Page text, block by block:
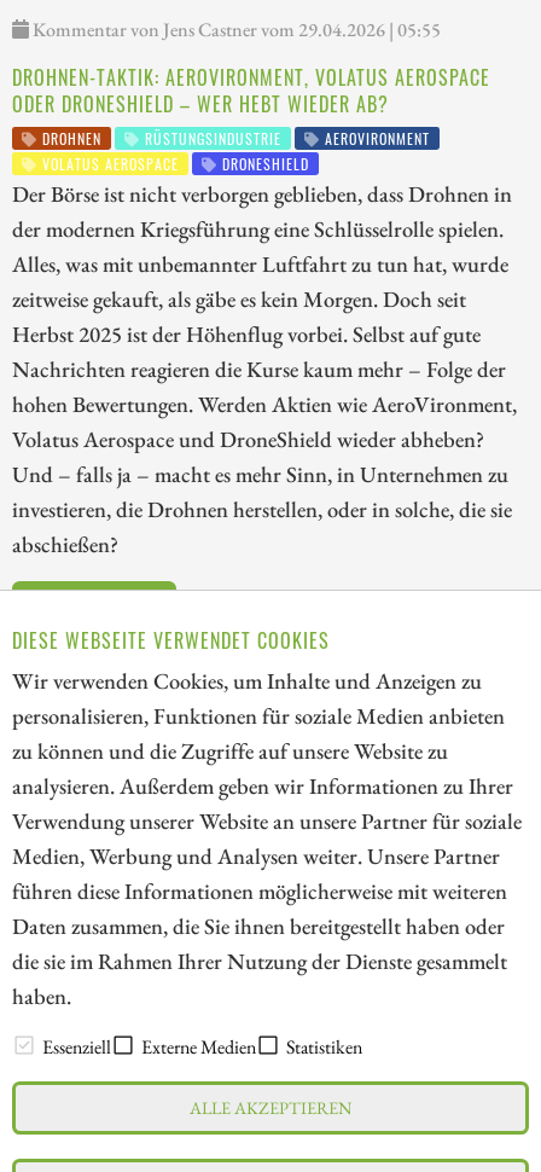
DIESE WEBSEITE VERWENDET COOKIES
Wir verwenden Cookies, um Inhalte und Anzeigen zu
personalisieren, Funktionen für soziale Medien anbieten
zu können und die Zugriffe auf unsere Website zu
analysieren. Außerdem geben wir Informationen zu Ihrer
Verwendung unserer Website an unsere Partner für soziale
Medien, Werbung und Analysen weiter. Unsere Partner
führen diese Informationen möglicherweise mit weiteren
Daten zusammen, die Sie ihnen bereitgestellt haben oder
die sie im Rahmen Ihrer Nutzung der Dienste gesammelt
haben.
Essenziell Externe Medien Statistiken
ALLE AKZEPTIEREN
Kommentar von Jens Castner vom 29.04.2026 | 05:55
DROHNEN-TAKTIK: AEROVIRONMENT, VOLATUS AEROSPACE
ODER DRONESHIELD – WER HEBT WIEDER AB?
DROHNEN RÜSTUNGSINDUSTRIE
AEROVIRONMENT
VOLATUS AEROSPACE
DRONESHIELD
Der Börse ist nicht verborgen geblieben, dass Drohnen in
der modernen Kriegsführung eine Schlüsselrolle spielen.
Alles, was mit unbemannter Luftfahrt zu tun hat, wurde
zeitweise gekauft, als gäbe es kein Morgen. Doch seit
Herbst 2025 ist der Höhenflug vorbei. Selbst auf gute
Nachrichten reagieren die Kurse kaum mehr – Folge der
hohen Bewertungen. Werden Aktien wie AeroVironment,
Volatus Aerospace und DroneShield wieder abheben?
Und – falls ja – macht es mehr Sinn, in Unternehmen zu
investieren, die Drohnen herstellen, oder in solche, die sie
abschießen?
1 2 3 4 5 6 7
// kapitalerhoehungen.de - © 2026 - Die Informationsplattform für
Investoren und Unternehmen rund um Kapitalerhöhung, Kapitalmarkt
und Unternehmensfinanzierung
LEXIKON
Impressum
Datenschutz